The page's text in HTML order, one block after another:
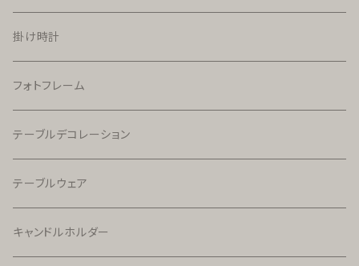
掛け時計
フォトフレーム
テーブルデコレーション
テーブルウェア
キャンドルホルダー